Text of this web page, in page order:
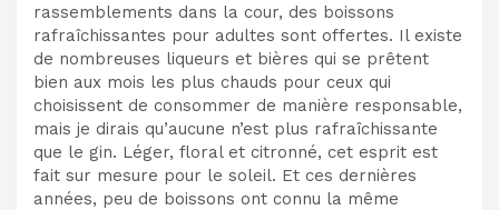
rassemblements dans la cour, des boissons
rafraîchissantes pour adultes sont offertes. Il existe
de nombreuses liqueurs et bières qui se prêtent
bien aux mois les plus chauds pour ceux qui
choisissent de consommer de manière responsable,
mais je dirais qu’aucune n’est plus rafraîchissante
que le gin. Léger, floral et citronné, cet esprit est
fait sur mesure pour le soleil. Et ces dernières
années, peu de boissons ont connu la même